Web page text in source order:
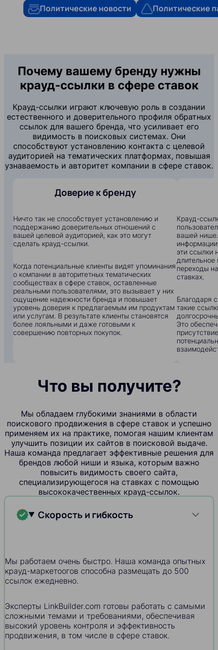
Политические новости
Политические
Почему вашему бренду нужны
крауд-ссылки в сфере ставок
Крауд-ссылки играют ключевую роль в создании
естественного и доверительного профиля обратных
ссылок для вашего бренда, что усиливает его
видимость в поисковых системах. Они
способствуют установлению контакта с целевой
аудиторией на тематических платформах, повышая
узнаваемость и авторитет компании в сфере ставок.
Доверие к бренду
Ничто так не способствует установлению и
поддержанию доверительных отношений с
вашей целевой аудиторией, как это могут
сделать крауд-ссылки.
Когда потенциальные клиенты видят упоминания
о компании в авторитетных тематических
сообществах в сфере ставок, оставленные
реальными пользователями, это вызывает у них
ощущение надежности бренда и повышает
уровень доверия к предлагаемым им продуктам
или услугам. В результате клиенты становятся
более лояльными и даже готовыми к
совершению повторных покупок.
Крауд-
вашей
эти ссылки
переходы
ставках.
Благодаря
такие
Это
Что вы получите?
Мы обладаем глубокими знаниями в области
поискового продвижения в сфере ставок и успешно
применяем их на практике, помогая нашим клиентам
улучшить позиции их сайтов в поисковой выдаче.
Наша команда предлагает эффективные решения для
брендов любой ниши и языка, которым важно
повысить видимость своего сайта,
специализирующегося на ставках с помощью
высококачественных крауд-ссылок.
Скорость и гибкость
Мы работаем очень быстро. Наша команда опытных
крауд-маркетоогов способна размещать до 500
ссылок ежедневно.
Эксперты LinkBuilder.com готовы работать с самыми
сложными темами и требованиями, обеспечивая
высокий уровень контроля и эффективность
продвижения, в том числе в сфере ставок.